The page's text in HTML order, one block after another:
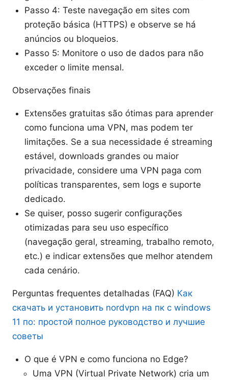
Passo 4: Teste navegação em sites com
proteção básica (HTTPS) e observe se há
anúncios ou bloqueios.
Passo 5: Monitore o uso de dados para não
exceder o limite mensal.
Observações finais
Extensões gratuitas são ótimas para aprender
como funciona uma VPN, mas podem ter
limitações. Se a sua necessidade é streaming
estável, downloads grandes ou maior
privacidade, considere uma VPN paga com
políticas transparentes, sem logs e suporte
dedicado.
Se quiser, posso sugerir configurações
otimizadas para seu uso específico
(navegação geral, streaming, trabalho remoto,
etc.) e indicar extensões que melhor atendem
cada cenário.
Perguntas frequentes detalhadas (FAQ) Как
скачать и установить nordvpn на пк с windows
11 по: простой полное руководство и лучшие
советы
O que é VPN e como funciona no Edge?
Uma VPN (Virtual Private Network) cria um